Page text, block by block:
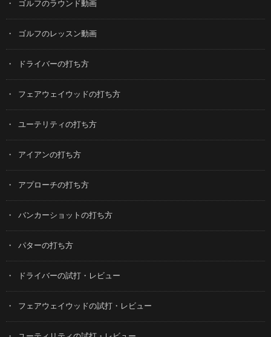
ゴルフのラウンド動画
ゴルフのレッスン動画
ドライバーの打ち方
フェアウェイウッドの打ち方
ユーテリティの打ち方
アイアンの打ち方
アプローチの打ち方
バンカーショットの打ち方
パターの打ち方
ドライバーの試打・レビュー
フェアウェイウッドの試打・レビュー